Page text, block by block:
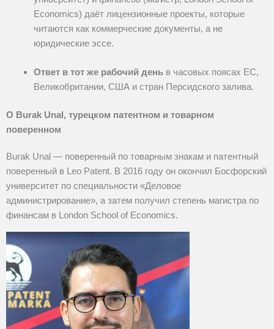
Economics) даёт лицензионные проекты, которые
читаются как коммерческие документы, а не
юридические эссе.
Ответ в тот же рабочий день в часовых поясах ЕС,
Великобритании, США и стран Персидского залива.
О Burak Unal, турецком патентном и товарном
поверенном
Burak Unal — поверенный по товарным знакам и патентный
поверенный в Leo Patent. В 2016 году он окончил Босфорский
университет по специальности «Деловое
администрирование», а затем получил степень магистра по
финансам в London School of Economics.